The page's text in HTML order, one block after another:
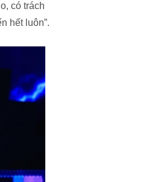
có trách
hết luôn”.